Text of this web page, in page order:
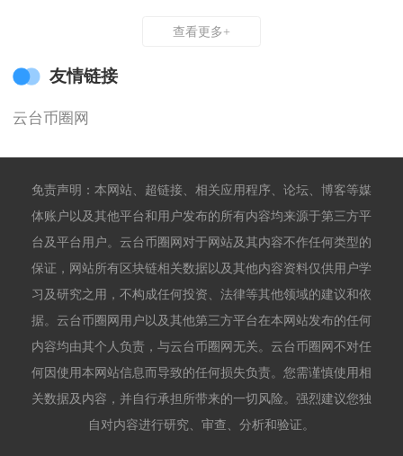
查看更多+
友情链接
云台币圈网
免责声明：本网站、超链接、相关应用程序、论坛、博客等媒
体账户以及其他平台和用户发布的所有内容均来源于第三方平
台及平台用户。云台币圈网对于网站及其内容不作任何类型的
保证，网站所有区块链相关数据以及其他内容资料仅供用户学
习及研究之用，不构成任何投资、法律等其他领域的建议和依
据。云台币圈网用户以及其他第三方平台在本网站发布的任何
内容均由其个人负责，与云台币圈网无关。云台币圈网不对任
何因使用本网站信息而导致的任何损失负责。您需谨慎使用相
关数据及内容，并自行承担所带来的一切风险。强烈建议您独
自对内容进行研究、审查、分析和验证。